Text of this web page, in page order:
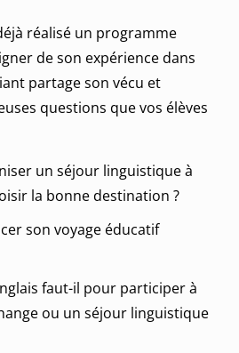
réalisé un programme
de son expérience dans
partage son vécu et
questions que vos élèves
un séjour linguistique à
la bonne destination ?
son voyage éducatif
faut-il pour participer à
ou un séjour linguistique